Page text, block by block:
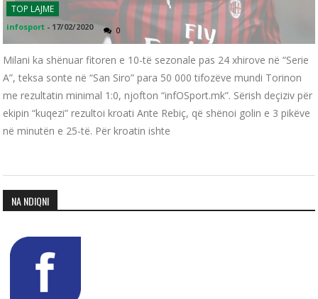
TOP LAJME
infosport - 17/02/2020 0
Milani ka shënuar fitoren e 10-të sezonale pas 24 xhirove në “Serie
A”, teksa sonte në “San Siro” para 50 000 tifozëve mundi Torinon
me rezultatin minimal 1:0, njofton “infOSport.mk”. Sërish deçiziv për
ekipin “kuqezi” rezultoi kroati Ante Rebiç, që shënoi golin e 3 pikëve
në minutën e 25-të. Për kroatin ishte
NA NDIQNI